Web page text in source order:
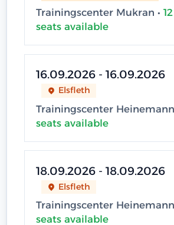
Trainingscenter Mukran • 12
seats available
16.09.2026 - 16.09.2026
Elsfleth
seats available
18.09.2026 - 18.09.2026
Elsfleth
seats available